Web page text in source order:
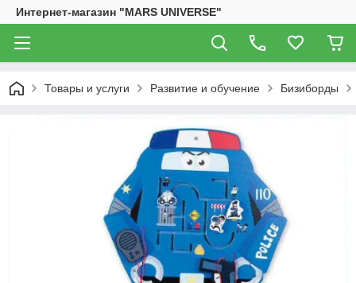
Интернет-магазин "MARS UNIVERSE"
Товары и услуги Развитие и обучение Бизиборды